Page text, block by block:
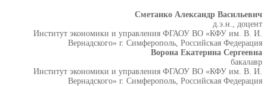
Сметанко Александр Васильевич
д.э.н., доцент
Институт экономики и управления ФГАОУ ВО «КФУ им. В. И.
Вернадского» г. Симферополь, Российская Федерация
Ворона Екатерина Сергеевна
бакалавр
Институт экономики и управления ФГАОУ ВО «КФУ им. В. И.
Вернадского» г. Симферополь, Российская Федерация